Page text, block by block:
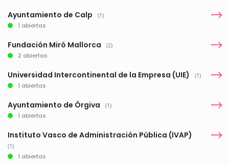
Ayuntamiento de Calp (1)
1 abiertas
Fundación Miró Mallorca (2)
2 abiertas
Universidad Intercontinental de la Empresa (UIE) (1)
1 abiertas
Ayuntamiento de Órgiva (1)
1 abiertas
Instituto Vasco de Administración Pública (IVAP)
(1)
1 abiertas